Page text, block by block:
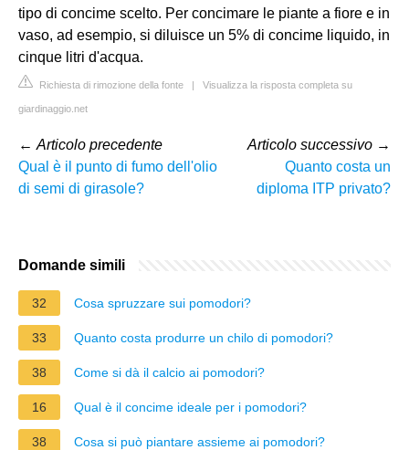
tipo di concime scelto. Per concimare le piante a fiore e in
vaso, ad esempio, si diluisce un 5% di concime liquido, in
cinque litri d'acqua.
Richiesta di rimozione della fonte | Visualizza la risposta completa su
giardinaggio.net
← Articolo precedente
Qual è il punto di fumo dell'olio
di semi di girasole?
Articolo successivo →
Quanto costa un
diploma ITP privato?
Domande simili
32 Cosa spruzzare sui pomodori?
33 Quanto costa produrre un chilo di pomodori?
38 Come si dà il calcio ai pomodori?
16 Qual è il concime ideale per i pomodori?
38 Cosa si può piantare assieme ai pomodori?